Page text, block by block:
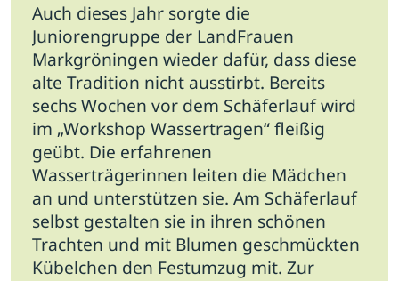
Auch dieses Jahr sorgte die
Juniorengruppe der LandFrauen
Markgröningen wieder dafür, dass diese
alte Tradition nicht ausstirbt. Bereits
sechs Wochen vor dem Schäferlauf wird
im „Workshop Wassertragen“ fleißig
geübt. Die erfahrenen
Wasserträgerinnen leiten die Mädchen
an und unterstützen sie. Am Schäferlauf
selbst gestalten sie in ihren schönen
Trachten und mit Blumen geschmückten
Kübelchen den Festumzug mit. Zur